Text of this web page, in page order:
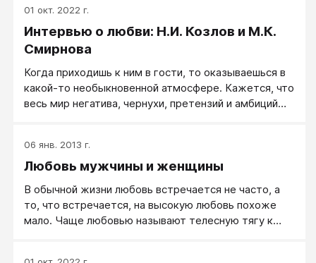
01 окт. 2022 г.
Интервью о любви: Н.И. Козлов и М.К.
Смирнова
Когда приходишь к ним в гости, то оказываешься в
какой-то необыкновенной атмосфере. Кажется, что
весь мир негатива, чернухи, претензий и амбиций
06 янв. 2013 г.
Любовь мужчины и женщины
В обычной жизни любовь встречается не часто, а
то, что встречается, на высокую любовь похоже
мало. Чаще любовью называют телесную тягу к